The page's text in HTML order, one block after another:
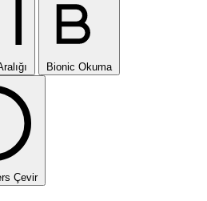
Bionic Okuma
Çevir